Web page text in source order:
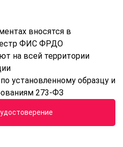
вносятся в
ФИС ФРДО
на всей территории
установленному образцу и
273-ФЗ
удостоверение